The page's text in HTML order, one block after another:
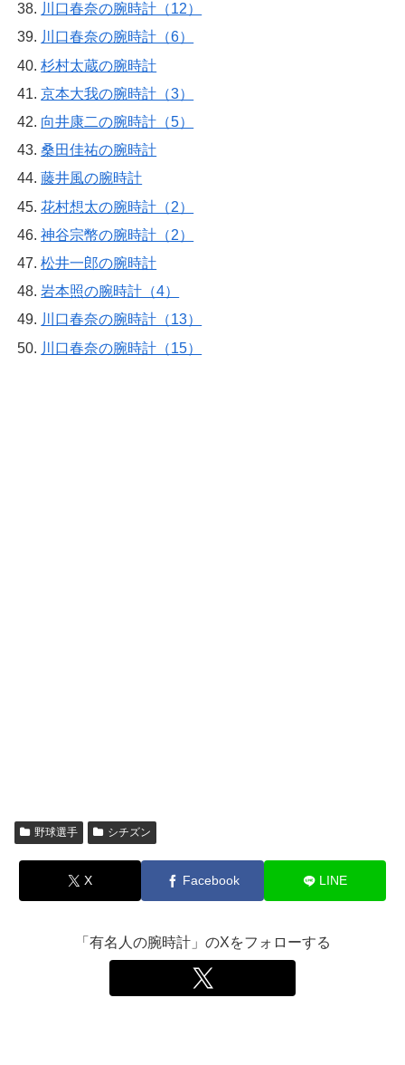
川口春奈の腕時計（12）
川口春奈の腕時計（6）
杉村太蔵の腕時計
京本大我の腕時計（3）
向井康二の腕時計（5）
桑田佳祐の腕時計
藤井風の腕時計
花村想太の腕時計（2）
神谷宗幣の腕時計（2）
松井一郎の腕時計
岩本照の腕時計（4）
川口春奈の腕時計（13）
川口春奈の腕時計（15）
野球選手 シチズン
X Facebook LINE
「有名人の腕時計」のXをフォローする